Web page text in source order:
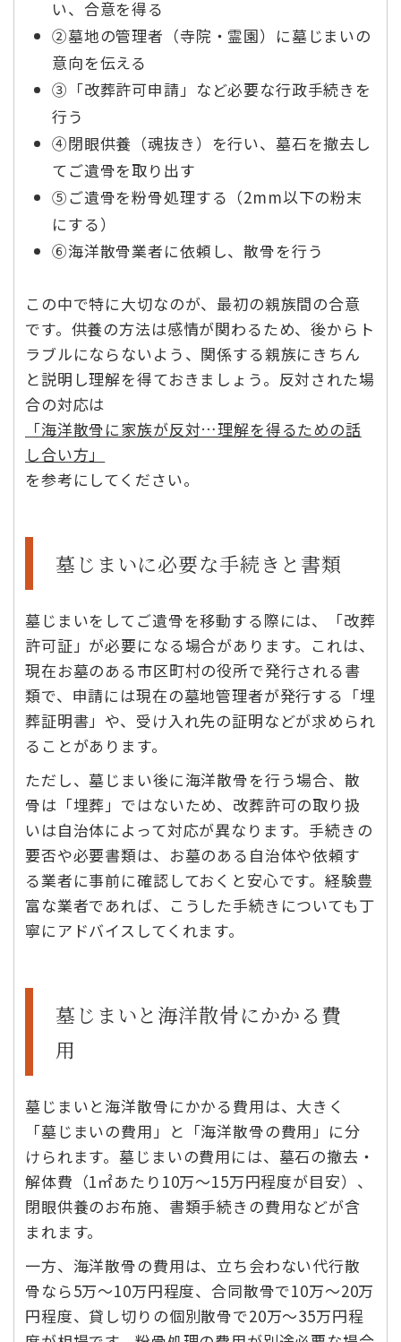
い、合意を得る
②墓地の管理者（寺院・霊園）に墓じまいの
意向を伝える
③「改葬許可申請」など必要な行政手続きを
行う
④閉眼供養（魂抜き）を行い、墓石を撤去し
てご遺骨を取り出す
⑤ご遺骨を粉骨処理する（2mm以下の粉末
にする）
⑥海洋散骨業者に依頼し、散骨を行う
この中で特に大切なのが、最初の親族間の合意
です。供養の方法は感情が関わるため、後からト
ラブルにならないよう、関係する親族にきちん
と説明し理解を得ておきましょう。反対された場
合の対応は
「海洋散骨に家族が反対…理解を得るための話
し合い方」
を参考にしてください。
墓じまいに必要な手続きと書類
墓じまいをしてご遺骨を移動する際には、「改葬
許可証」が必要になる場合があります。これは、
現在お墓のある市区町村の役所で発行される書
類で、申請には現在の墓地管理者が発行する「埋
葬証明書」や、受け入れ先の証明などが求められ
ることがあります。
ただし、墓じまい後に海洋散骨を行う場合、散
骨は「埋葬」ではないため、改葬許可の取り扱
いは自治体によって対応が異なります。手続きの
要否や必要書類は、お墓のある自治体や依頼す
る業者に事前に確認しておくと安心です。経験豊
富な業者であれば、こうした手続きについても丁
寧にアドバイスしてくれます。
墓じまいと海洋散骨にかかる費
用
墓じまいと海洋散骨にかかる費用は、大きく
「墓じまいの費用」と「海洋散骨の費用」に分
けられます。墓じまいの費用には、墓石の撤去・
解体費（1㎡あたり10万〜15万円程度が目安）、
閉眼供養のお布施、書類手続きの費用などが含
まれます。
一方、海洋散骨の費用は、立ち会わない代行散
骨なら5万〜10万円程度、合同散骨で10万〜20万
円程度、貸し切りの個別散骨で20万〜35万円程